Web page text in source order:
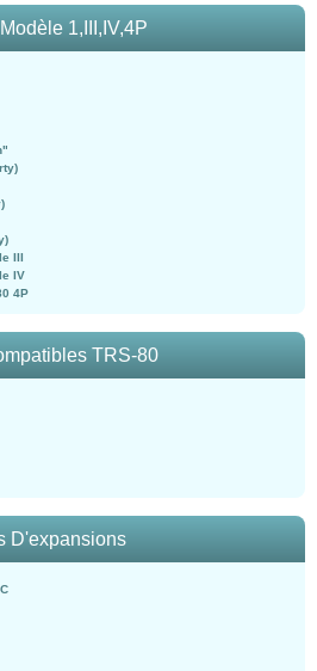
1,III,IV,4P
III
IV
4P
TRS-80
D'expansions